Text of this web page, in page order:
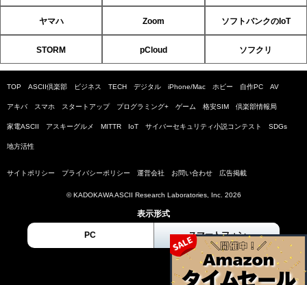
ヤマハ Zoom ソフトバンクのIoT
STORM pCloud ソフクリ
TOP ASCII倶楽部 ビジネス TECH デジタル iPhone/Mac ホビー 自作PC AV
アキバ スマホ スタートアップ プログラミング+ ゲーム 格安SIM 倶楽部情報局
家電ASCII アスキーグルメ MITTR IoT サイバーセキュリティ小説コンテスト SDGs
地方活性
サイトポリシー プライバシーポリシー 運営会社 お問い合わせ 広告掲載
© KADOKAWA ASCII Research Laboratories, Inc. 2026
表示形式
PC スマートフォン